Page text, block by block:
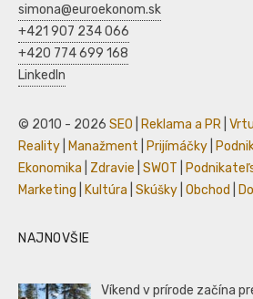
simona@euroekonom.sk
+421 907 234 066
+420 774 699 168
LinkedIn
© 2010 - 2026 SEO Reklama a PR
Reality
Manažment Prijímáčky
Ekonomika
Zdravie SWOT
Marketing
Kultúra Skúšky Obchod
NAJNOVŠIE
Víkend v prírode začína